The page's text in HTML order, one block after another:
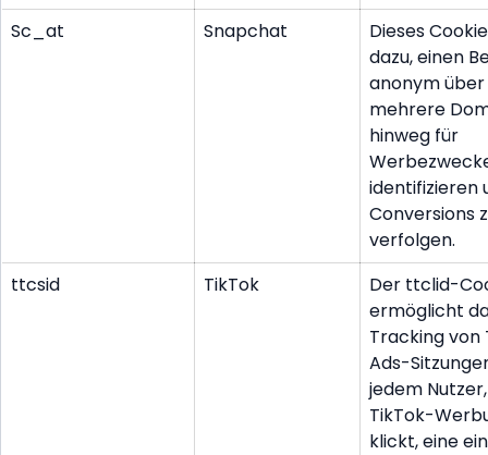
Sc_at
Snapchat
Dieses
dazu, einen
anonym über
mehrere
hinweg für
identifizieren
Conversions
verfolgen.
ttcsid
TikTok
Der ttclid-
ermöglicht
Tracking von
Ads-
jedem
TikTok-
klickt, eine